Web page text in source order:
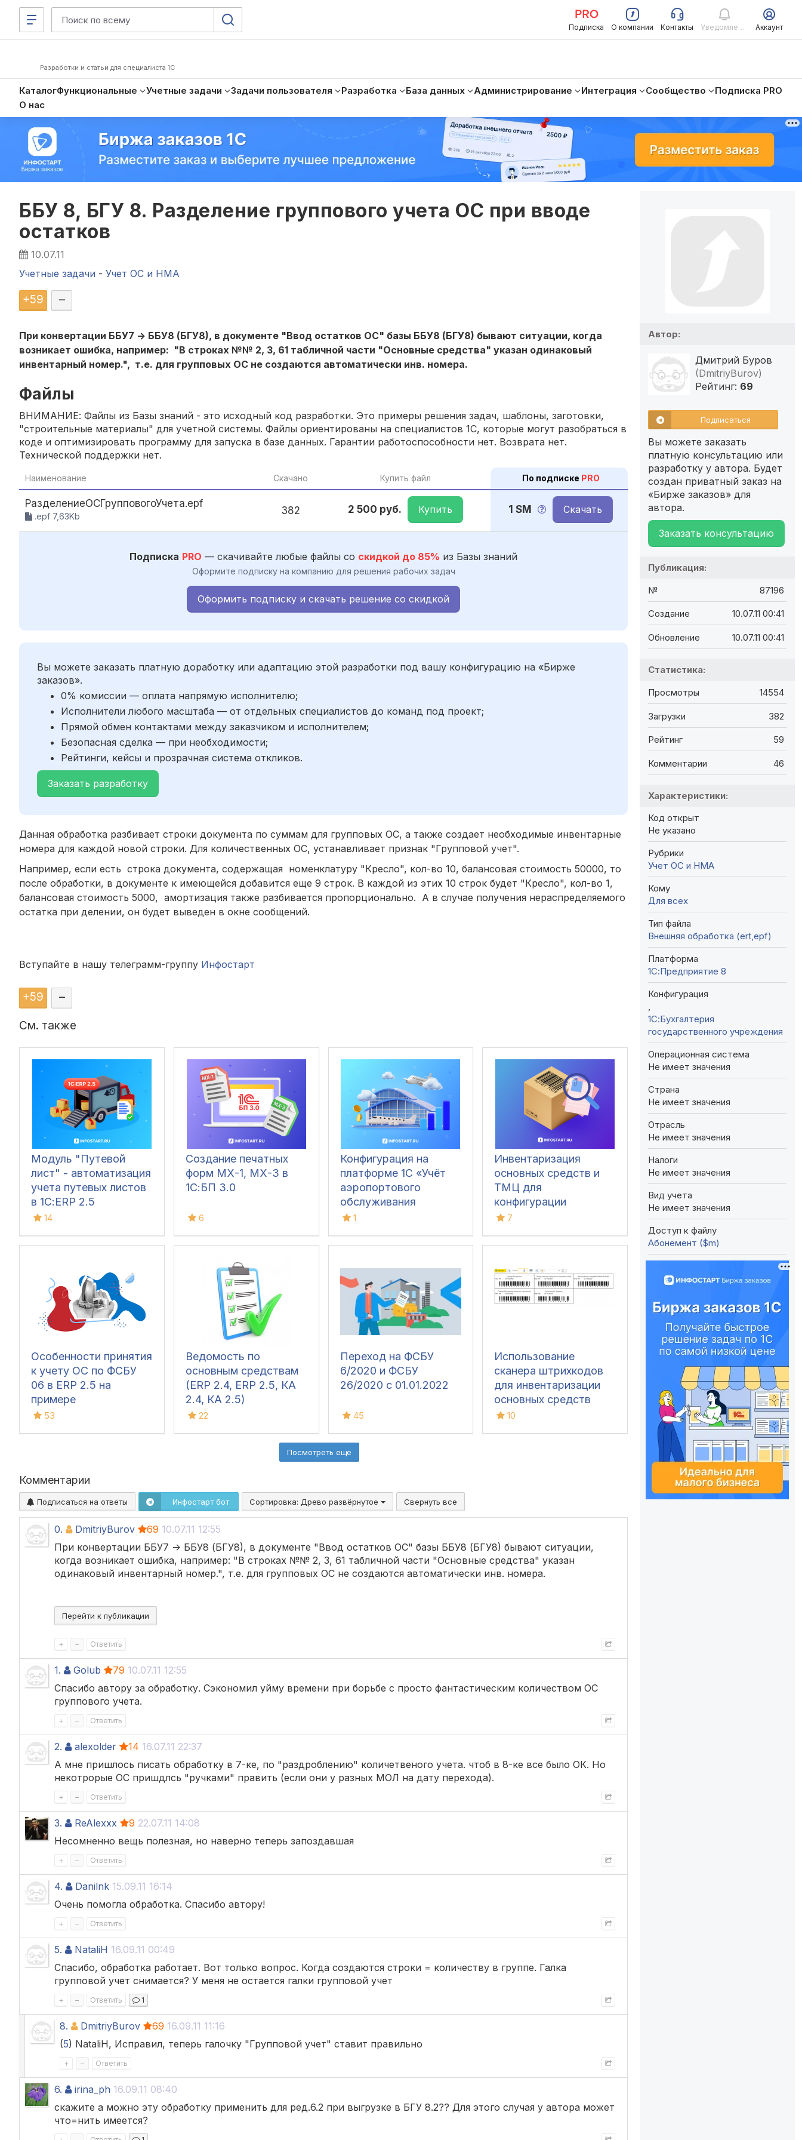
Подписка О компании Контакты Уведомления Аккаунт
Разработки и статьи для специалиста 1С
КаталогФункциональные Учетные задачи Задачи пользователя Разработка База данных Администрирование Интеграция Сообщество
Подписка PRO
О нас
ББУ 8, БГУ 8. Разделение группового учета ОС при вводе
остатков
10.07.11
Учетные задачи - Учет ОС и НМА
+59 –
При конвертации ББУ7 -> ББУ8 (БГУ8), в документе "Ввод остатков ОС" базы ББУ8 (БГУ8) бывают ситуации, когда
возникает ошибка, например: "В строках №№ 2, 3, 61 табличной части "Основные средства" указан одинаковый
инвентарный номер.", т.е. для групповых ОС не создаются автоматически инв. номера.
Файлы
ВНИМАНИЕ: Файлы из Базы знаний - это исходный код разработки. Это примеры решения задач, шаблоны, заготовки,
"строительные материалы" для учетной системы. Файлы ориентированы на специалистов 1С, которые могут разобраться в
коде и оптимизировать программу для запуска в базе данных. Гарантии работоспособности нет. Возврата нет.
Технической поддержки нет.
Наименование Скачано Купить файл По подписке PRO
РазделениеОСГрупповогоУчета.epf
.epf 7,63Kb 382 2 500 руб. Купить 1 SM Скачать
Подписка PRO — скачивайте любые файлы со скидкой до 85% из Базы знаний
Оформите подписку на компанию для решения рабочих задач
Оформить подписку и скачать решение со скидкой
Вы можете заказать платную доработку или адаптацию этой разработки под вашу конфигурацию на «Бирже
заказов».
0% комиссии — оплата напрямую исполнителю;
Исполнители любого масштаба — от отдельных специалистов до команд под проект;
Прямой обмен контактами между заказчиком и исполнителем;
Безопасная сделка — при необходимости;
Рейтинги, кейсы и прозрачная система откликов.
Заказать разработку
Данная обработка разбивает строки документа по суммам для групповых ОС, а также создает необходимые инвентарные
номера для каждой новой строки. Для количественных ОС, устанавливает признак "Групповой учет".
Например, если есть строка документа, содержащая номенклатуру "Кресло", кол-во 10, балансовая стоимость 50000, то
после обработки, в документе к имеющейся добавится еще 9 строк. В каждой из этих 10 строк будет "Кресло", кол-во 1,
балансовая стоимость 5000, амортизация также разбивается пропорционально. А в случае получения нераспределяемого
остатка при делении, он будет выведен в окне сообщений.
Вступайте в нашу телеграмм-группу Инфостарт
+59 –
См. также
Модуль "Путевой
лист" - автоматизация
учета путевых листов
в 1С:ERP 2.5
14
Создание печатных
форм МХ-1, МХ-3 в
1С:БП 3.0
6
Конфигурация на
платформе 1С «Учёт
аэропортового
обслуживания
воздушных судов
взаиморасчёты)»
1
Инвентаризация
основных средств и
ТМЦ для
конфигурации
1С:Бухгалтерия 3.0
7
Особенности принятия
к учету ОС по ФСБУ
06 в ERP 2.5 на
примере
53
Ведомость по
основным средствам
(ERP 2.4, ERP 2.5, КА
2.4, КА 2.5)
22
Переход на ФСБУ
6/2020 и ФСБУ
26/2020 с 01.01.2022
45
Использование
сканера штрихкодов
для инвентаризации
основных средств
10
Посмотреть ещё
Комментарии
Подписаться на ответы Инфостарт бот Сортировка: Древо развёрнутое Свернуть все
0. DmitriyBurov 69 10.07.11 12:55
При конвертации ББУ7 -> ББУ8 (БГУ8), в документе "Ввод остатков ОС" базы ББУ8 (БГУ8) бывают ситуации,
когда возникает ошибка, например: "В строках №№ 2, 3, 61 табличной части "Основные средства" указан
одинаковый инвентарный номер.", т.е. для групповых ОС не создаются автоматически инв. номера.
Перейти к публикации
+ – Ответить
1. Golub 79 10.07.11 12:55
Спасибо автору за обработку. Сэкономил уйму времени при борьбе с просто фантастическим количеством ОС
группового учета.
+ – Ответить
2. alexolder 14 16.07.11 22:37
А мне пришлось писать обработку в 7-ке, по "раздроблению" количетвеного учета. чтоб в 8-ке все было ОК. Но
некотрорые ОС пришдлсь "ручками" править (если они у разных МОЛ на дату перехода).
+ – Ответить
3. ReAlexxx 9 22.07.11 14:08
Несомненно вещь полезная, но наверно теперь запоздавшая
+ – Ответить
4. Danilnk 15.09.11 16:14
Очень помогла обработка. Спасибо автору!
+ – Ответить
5. NataliH 16.09.11 00:49
Спасибо, обработка работает. Вот только вопрос. Когда создаются строки = количеству в группе. Галка
групповой учет снимается? У меня не остается галки групповой учет
+ – Ответить 1
8. DmitriyBurov 69 16.09.11 11:16
(5) NataliH, Исправил, теперь галочку "Групповой учет" ставит правильно
+ – Ответить
6. irina_ph 16.09.11 08:40
скажите а можно эту обработку применить для ред.6.2 при выгрузке в БГУ 8.2?? Для этого случая у автора может
что=нить имеется?
Автор:
Дмитрий Буров
(DmitriyBurov)
Рейтинг: 69
Подписаться
Вы можете заказать
платную консультацию или
разработку у автора. Будет
создан приватный заказ на
«Бирже заказов» для
автора.
Заказать консультацию
Публикация:
№ 87196
Создание 10.07.11 00:41
Обновление 10.07.11 00:41
Статистика:
Просмотры 14554
Загрузки 382
Рейтинг 59
Комментарии 46
Характеристики:
Код открыт
Не указано
Рубрики
Учет ОС и НМА
Кому
Для всех
Тип файла
Внешняя обработка (ert,epf)
Платформа
1С:Предприятие 8
Конфигурация
1С:Бухгалтерия
государственного учреждения
Операционная система
Не имеет значения
Страна
Не имеет значения
Отрасль
Не имеет значения
Налоги
Не имеет значения
Вид учета
Не имеет значения
Доступ к файлу
Абонемент ($m)